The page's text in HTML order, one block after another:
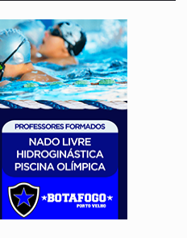
Cientistas alertam para possível base secreta no satélite
Incêndio destrói carro que era rebocado para oficina
furtando moto na frente do bar
Iniciativa Amazônia+10 lança chamada para fortalecer
grandes reservas de urânio, mas produz pouco e
na fábrica da Coca-Cola é
Cientistas cassados pelo AI-5 se tornam pesquisadores